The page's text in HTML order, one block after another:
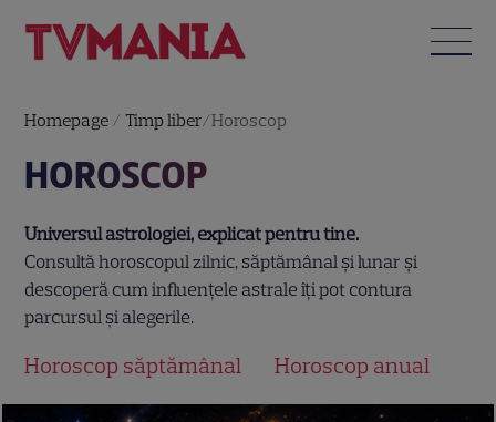
Homepage /Timp liber/Horoscop
HOROSCOP
Universul astrologiei, explicat pentru tine.
Consultă horoscopul zilnic, săptămânal și lunar și
descoperă cum influențele astrale îți pot contura
parcursul și alegerile.
Horoscop săptămânal Horoscop anual